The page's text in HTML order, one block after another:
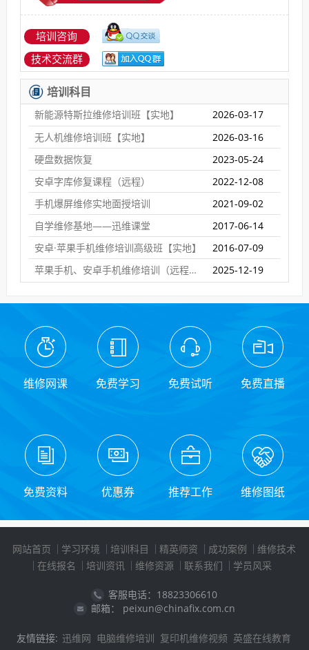
培训咨询
技术交流群
培训科目
新能源特斯拉维修培训班【实地】
2026-03-17
无人机维修培训班【实地】
2026-03-16
硬盘数据恢复
2023-05-24
安卓字库修复课程（远程）
2022-12-08
手机爆屏维修实地面授培训
2021-09-02
自学维修基地——迅维课堂
2017-06-14
安卓·苹果手机维修培训高级班【实地】
2016-07-09
苹果手机、安卓手机维修培训（远程网络班）
2025-12-19
维修网课 免费学习 免费试听 免费直播
免费资料 优惠券 推荐工作 维修图纸
网站首页 学习环境 培训科目 精英师资 成功案例
维修技术
在线报名
培训资讯 维修资源 联系我们 学员风采
客服电话：18823306610
邮箱： peixun@chinafix.com.cn
友情链接: 迅维网 电脑维修培训 复印机维修视频 英盛在线教育